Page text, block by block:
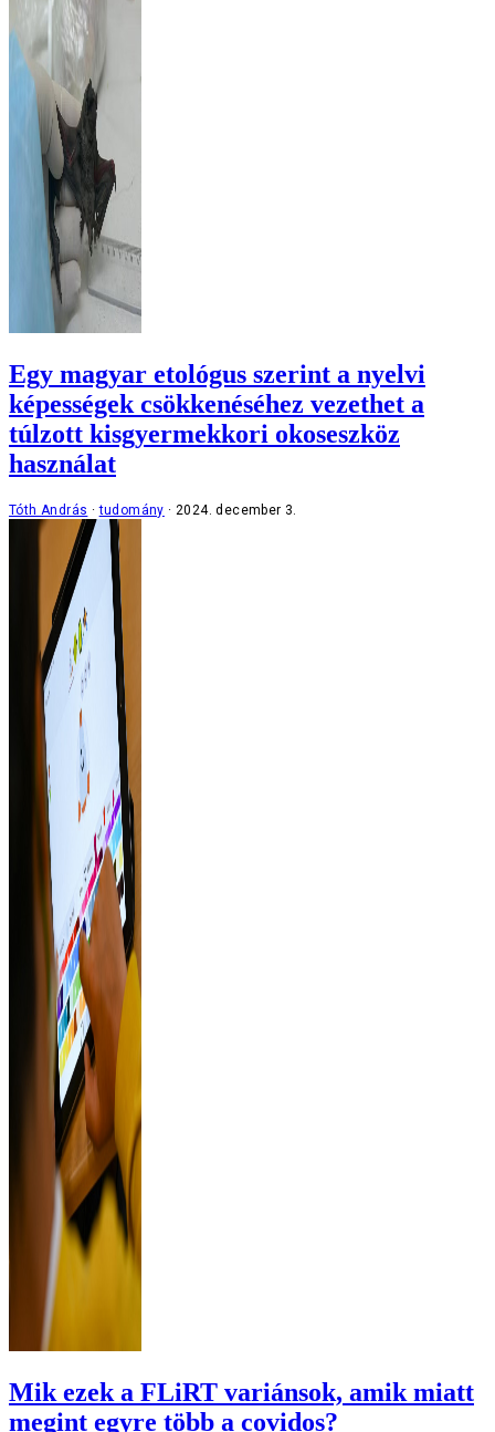
Egy magyar etológus szerint a nyelvi
képességek csökkenéséhez vezethet a
túlzott kisgyermekkori okoseszköz
használat
Tóth András tudomány 2024. december 3.
Mik ezek a FLiRT variánsok, amik miatt
megint egyre több a covidos?